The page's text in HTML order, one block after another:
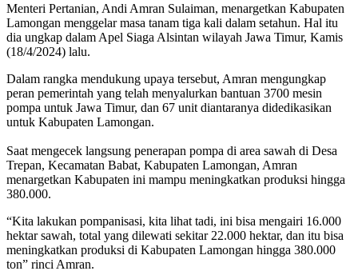
Menteri Pertanian, Andi Amran Sulaiman, menargetkan Kabupaten
Lamongan menggelar masa tanam tiga kali dalam setahun. Hal itu
dia ungkap dalam Apel Siaga Alsintan wilayah Jawa Timur, Kamis
(18/4/2024) lalu.
Dalam rangka mendukung upaya tersebut, Amran mengungkap
peran pemerintah yang telah menyalurkan bantuan 3700 mesin
pompa untuk Jawa Timur, dan 67 unit diantaranya didedikasikan
untuk Kabupaten Lamongan.
Saat mengecek langsung penerapan pompa di area sawah di Desa
Trepan, Kecamatan Babat, Kabupaten Lamongan, Amran
menargetkan Kabupaten ini mampu meningkatkan produksi hingga
380.000.
“Kita lakukan pompanisasi, kita lihat tadi, ini bisa mengairi 16.000
hektar sawah, total yang dilewati sekitar 22.000 hektar, dan itu bisa
meningkatkan produksi di Kabupaten Lamongan hingga 380.000
ton” rinci Amran.